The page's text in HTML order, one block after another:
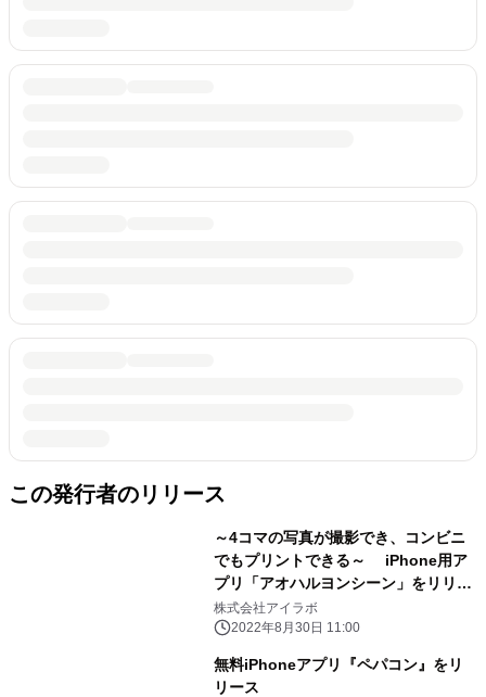
この発行者のリリース
～4コマの写真が撮影でき、コンビニ
でもプリントできる～ iPhone用ア
プリ「アオハルヨンシーン」をリリー
ス
株式会社アイラボ
2022年8月30日 11:00
無料iPhoneアプリ『ペパコン』をリ
リース